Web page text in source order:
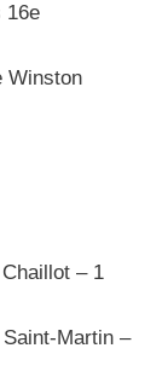
16e
Winston
– 1
Martin –